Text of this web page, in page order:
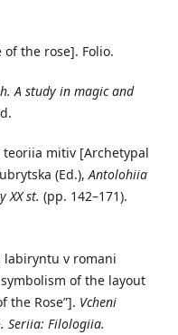
the rose]. Folio.
A study in magic and
teoriia mitiv [Archetypal
(Ed.),Antolohiia
XX st. (pp. 142–171).
labiryntu v romani
of the layout
the Rose”]. Vcheni
Seriia: Filologiia.